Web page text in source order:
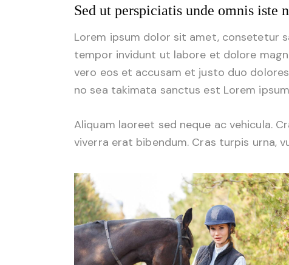
Sed ut perspiciatis unde omnis iste
Lorem ipsum dolor sit amet, consetetur
tempor invidunt ut labore et dolore
vero eos et accusam et justo duo
no sea takimata sanctus est Lorem
Aliquam laoreet sed neque ac vehicula.
viverra erat bibendum. Cras turpis urna,